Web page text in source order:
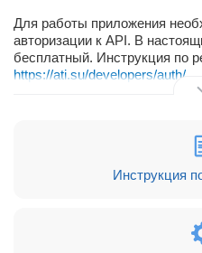
Для работы приложения
авторизации к API. В
бесплатный. Инструкция по
https://ati.su/developers/auth/
Обратитесь к своему
Инструкция